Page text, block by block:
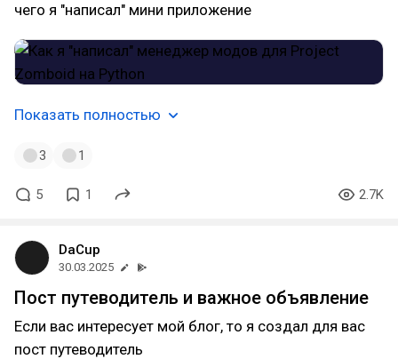
чего я "написал" мини приложение
Показать полностью
3 1
5 1 2.7K
DaCup
30.03.2025
Пост путеводитель и важное объявление
Если вас интересует мой блог, то я создал для вас
пост путеводитель